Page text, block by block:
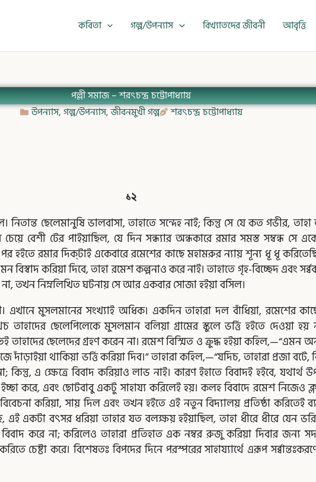
কবিতা গল্প/উপন্যাস বিখ্যাতদের জীবনী আবৃত্তি
পল্লী সমাজ – শরৎচন্দ্র চট্টোপাধ্যায়
উপন্যাস,গল্প/উপন্যাস,জীবনমুখী গল্প শরৎচন্দ্র চট্টোপাধ্যায়
১২
ছেলেমানুষি ভালবাসা, তাহাতে সন্দেহ নাই; কিন্তু সে যে কত গভীর,
বেশী টের পাইয়াছিল, যে দিন সন্ধ্যার অন্ধকারে রমার সমস্ত সম্বন্ধ সে
হইতে রমার দিক্‌টাই একেবারে রমেশের কাছে মহামরুর ন্যায় শূন্য ধূ ধূ
করিয়া দিবে, তাহা রমেশ কল্পনাও করে নাই। তাহাতে গৃহ-বিচ্ছেদ এবং
না, তখন নিম্নলিখিত ঘটনায় সে আর একবার সোজা হইয়া বসিল।
এখানে মুসলমানের সংখ্যাই অধিক। একদিন তাহারা দল বাঁধিয়া, রমেশের
ছেলেপিলেকে মুসলমান বলিয়া গ্রামের স্কুলে ভর্ত্তি হইতে দেওয়া হয়
তাহাদের ছেলেদের গ্রহণ করেন না। রমেশ বিস্মিত ও ক্রুদ্ধ হইয়া
থাকিয়া ভর্ত্তি করিয়া দিব।” তাহারা কহিল,—“যদিচ, তাহারা প্রজা
এ ক্ষেত্রে বিবাদ করিয়াও লাভ নাই। কারণ ইহাতে বিবাদই হইবে, যথার্থ
করে, এবং ছোটবাবু একটু সাহায্য করিলেই হয়। কলহ বিবাদে রমেশ নিজেও
করিয়া, সায় দিল এবং তখন হইতে এই নতুন বিদ্যালয় প্রতিষ্ঠা করিতেই
একটা বৎসর ধরিয়া তাহার যত বলক্ষয় হইয়াছিল, তাহা ধীরে ধীরে যেন
করে না; করিলেও তাহারা প্রতিহাত এক নম্বর রুজু করিয়া দিবার জন্য
চেষ্টা করে। বিশেষতঃ বিপদের দিনে পরস্পরের সাহায্যার্থে এরূপ